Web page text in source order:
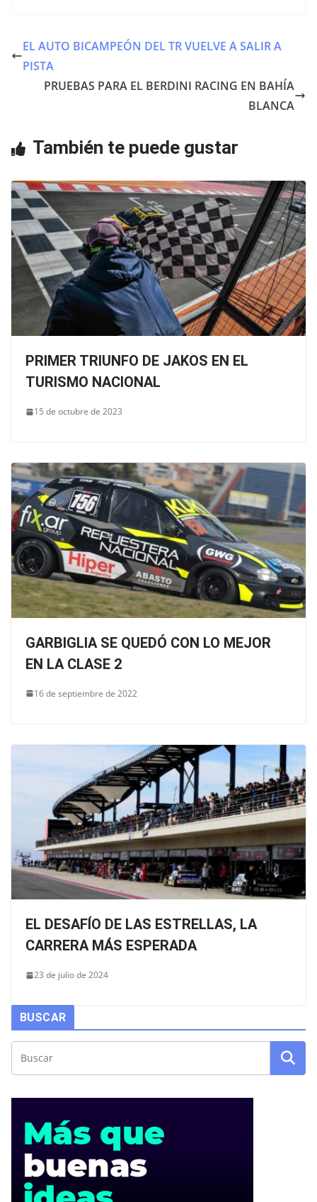
e
b
o
er s
p
EL AUTO BICAMPEÓN DEL TR VUELVE A SALIR A
PISTA
PRUEBAS PARA EL BERDINI RACING EN BAHÍA
BLANCA
También te puede gustar
PRIMER TRIUNFO DE JAKOS EN EL
TURISMO NACIONAL
15 de octubre de 2023
GARBIGLIA SE QUEDÓ CON LO MEJOR
EN LA CLASE 2
16 de septiembre de 2022
EL DESAFÍO DE LAS ESTRELLAS, LA
CARRERA MÁS ESPERADA
23 de julio de 2024
BUSCAR